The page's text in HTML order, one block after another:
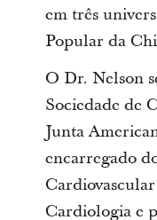
em três
Popular da
O Dr. Nelson
Sociedade de
Junta
encarregado
Cardiologia e